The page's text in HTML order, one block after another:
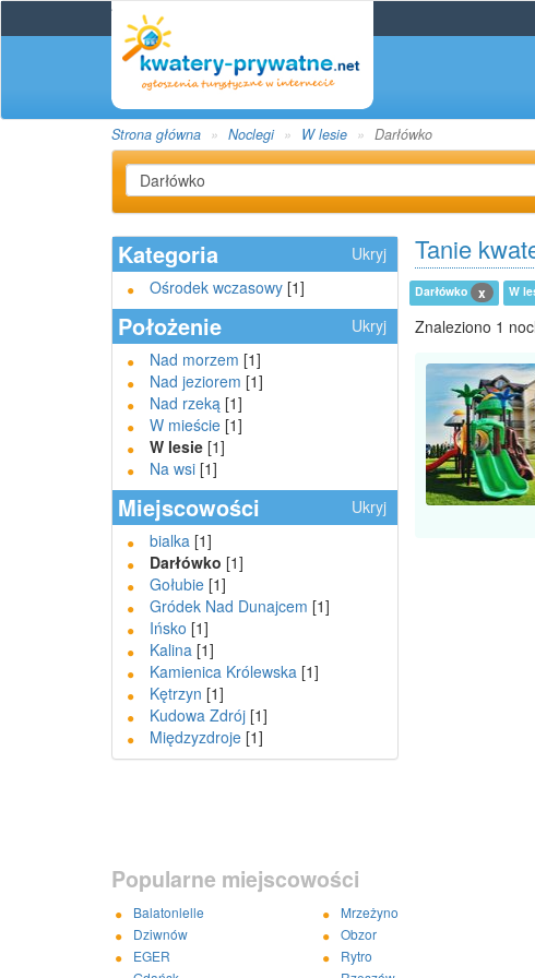
Strona główna Noclegi W lesie Darłówko
Kategoria
Ukryj
Ośrodek wczasowy [1]
Położenie
Ukryj
Nad morzem [1]
Nad jeziorem [1]
Nad rzeką [1]
W mieście [1]
W lesie [1]
Na wsi [1]
Miejscowości
Ukryj
bialka [1]
Darłówko [1]
Gołubie [1]
Gródek Nad Dunajcem [1]
Ińsko [1]
Kalina [1]
Kamienica Królewska [1]
Kętrzyn [1]
Kudowa Zdrój [1]
Międzyzdroje [1]
Tanie
Darłówko x W
Znaleziono 1
Popularne miejscowości
Balatonlelle
Dziwnów
EGER
Mrzeżyno
Obzor
Rytro